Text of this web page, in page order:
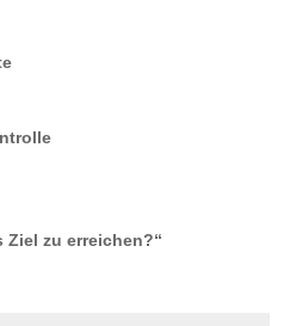
Ziel zu erreichen?“